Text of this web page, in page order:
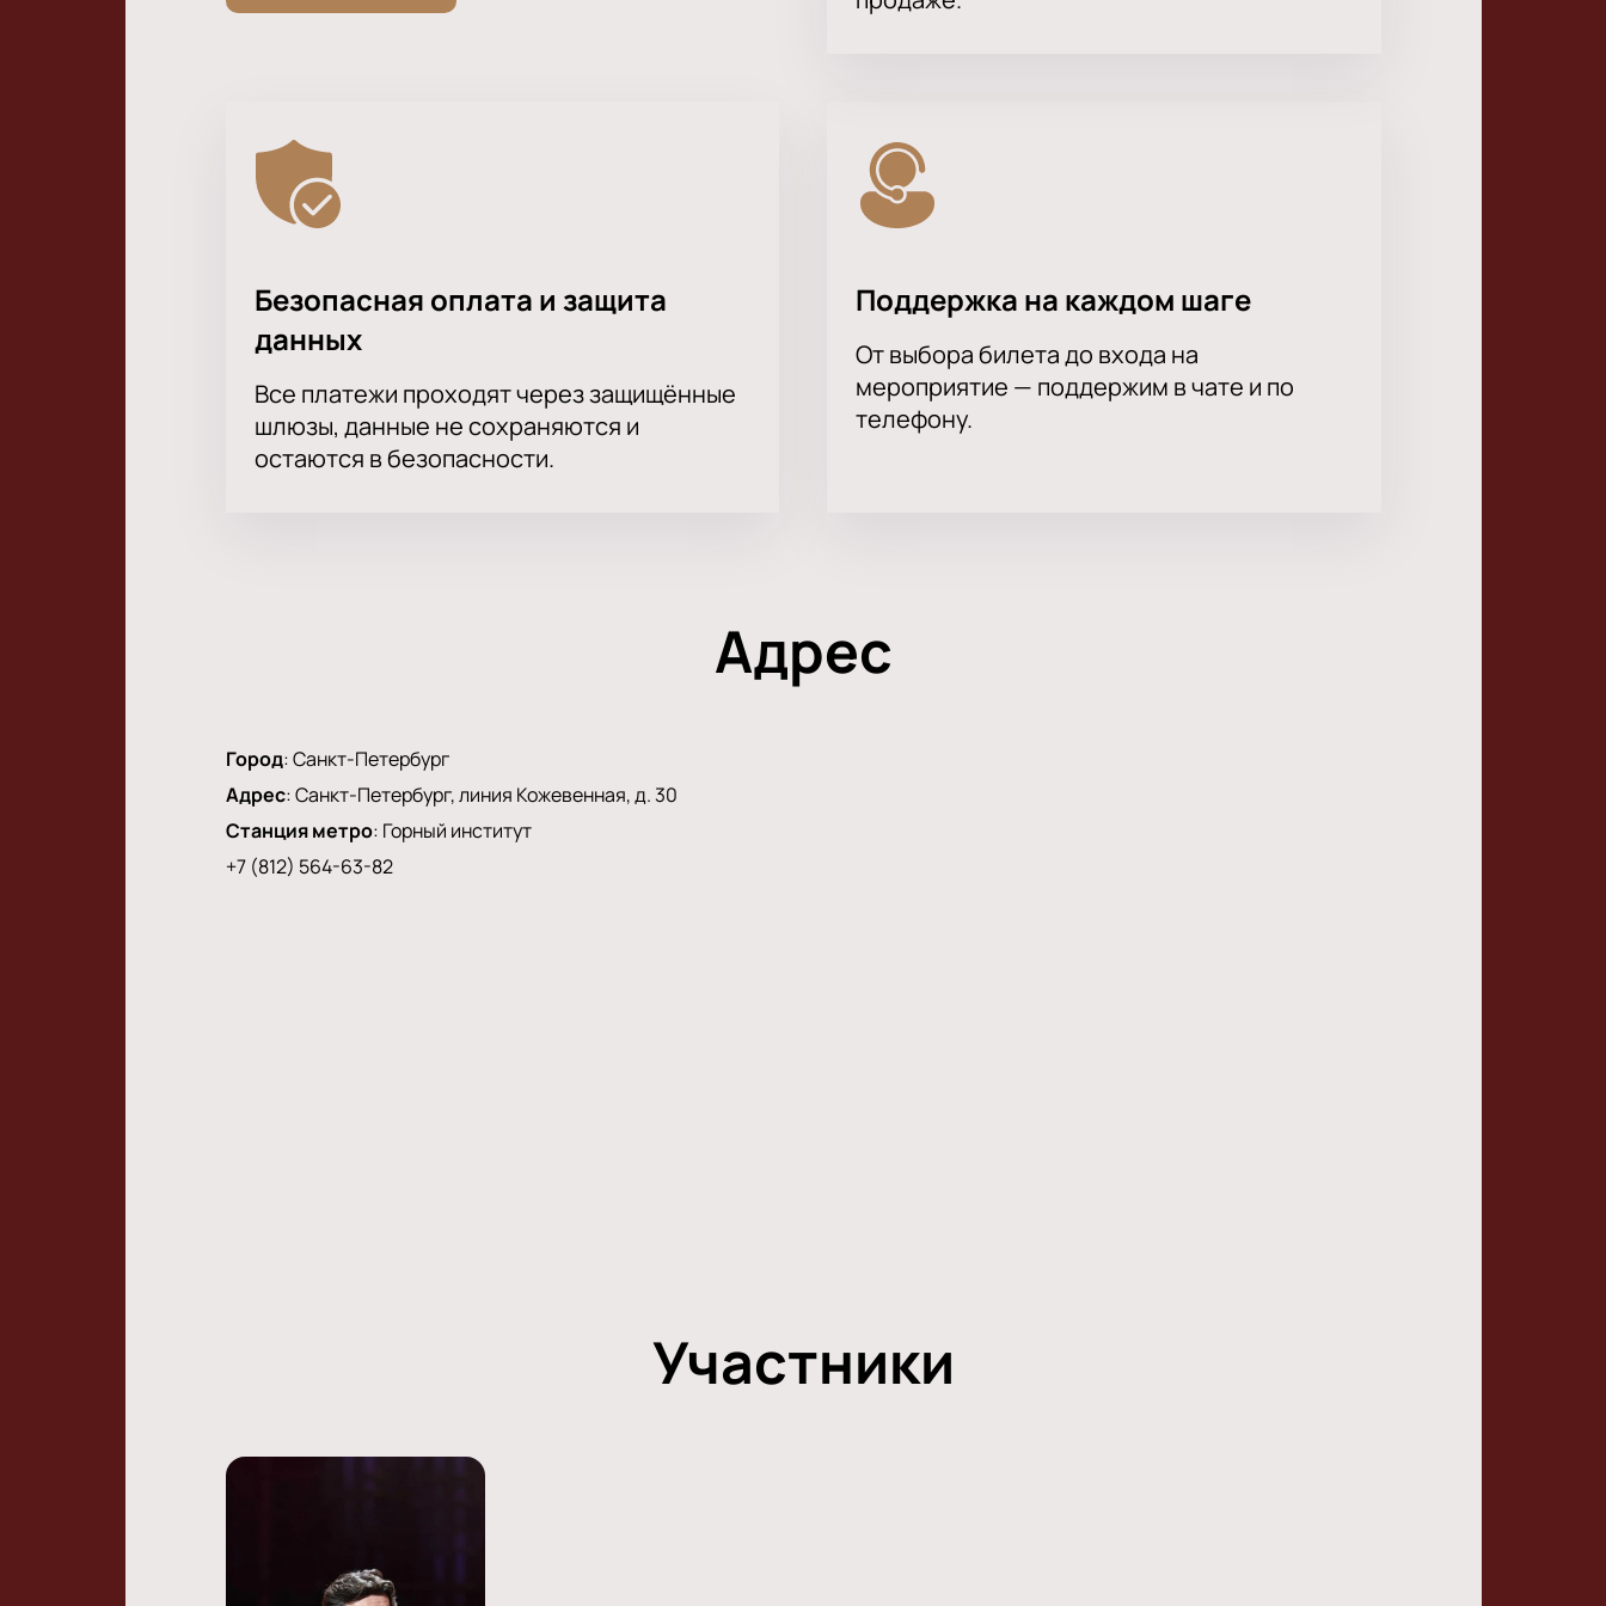
Безопасная оплата и защита
данных
Все платежи проходят через защищённые
шлюзы, данные не сохраняются и
остаются в безопасности.
Поддержка на каждом шаге
От выбора билета до входа на
мероприятие — поддержим в чате и по
телефону.
Адрес
Город:Санкт-Петербург
Адрес:Санкт-Петербург, линия Кожевенная, д. 30
Станция метро: Горный институт
+7 (812) 564-63-82
Участники